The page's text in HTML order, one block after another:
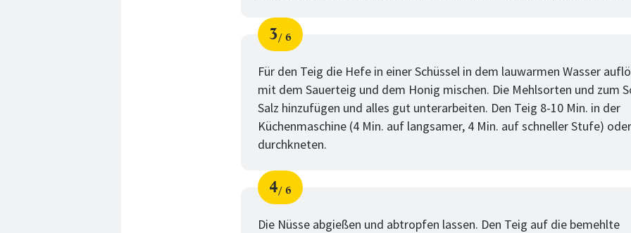
Schritt
3
von
6
Für den Teig die Hefe in einer Schüssel in dem lauwarmen Wasser
mit dem Sauerteig und dem Honig mischen. Die Mehlsorten und zum
Salz hinzufügen und alles gut unterarbeiten. Den Teig 8-10 Min. in der
Küchenmaschine (4 Min. auf langsamer, 4 Min. auf schneller Stufe)
durchkneten.
Schritt
4
von
6
Die Nüsse abgießen und abtropfen lassen. Den Teig auf die bemehlte